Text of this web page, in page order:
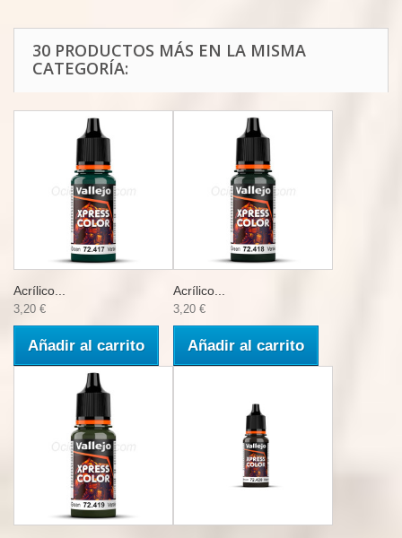
30 PRODUCTOS MÁS EN LA MISMA
CATEGORÍA:
Acrílico...
3,20 €
Añadir al carrito
Acrílico...
3,20 €
Añadir al carrito